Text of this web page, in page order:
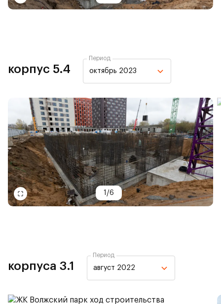
корпус 5.4
Период
октябрь 2023
1 /6
корпуса 3.1
Период
август 2022